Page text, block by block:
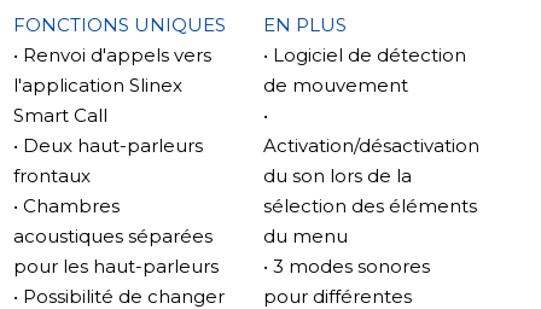
Le Slinex Sonik 7 Cloud est livré avec deux panneaux
avant aux couleurs vives qui peuvent être facilement
échangés pour correspondre à votre humeur ou à
votre décoration intérieure. Ces couleurs vives
complètent parfaitement la palette de couleurs noire
et blanche principale, vous offrant une variété d'options
de style.
Son impressionnant
Le Sonik 7 Cloud dispose de deux haut-parleurs de 2
FONCTIONS UNIQUES
• Renvoi d'appels vers
l'application Slinex
Smart Call
• Deux haut-parleurs
frontaux
• Chambres
acoustiques séparées
pour les haut-parleurs
• Possibilité de changer
EN PLUS
• Logiciel de détection
de mouvement
•
Activation/désactivation
du son lors de la
sélection des éléments
du menu
• 3 modes sonores
pour différentes